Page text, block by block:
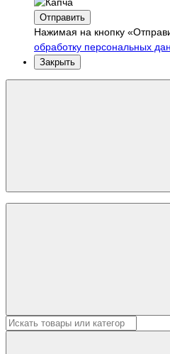
Отправить
Нажимая на кнопку
обработку персональных
Закрыть